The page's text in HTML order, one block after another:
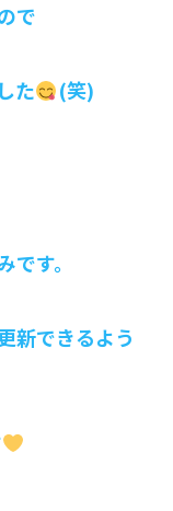
で
た (笑)
す。
新できるよう